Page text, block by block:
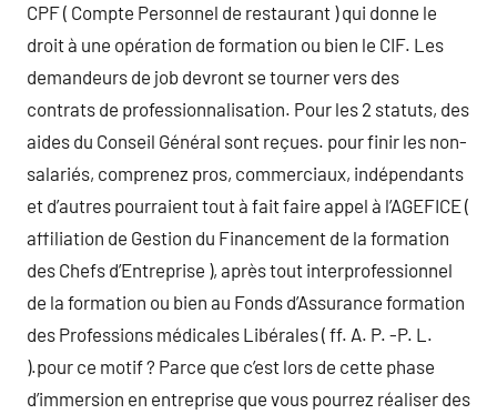
CPF ( Compte Personnel de restaurant ) qui donne le
droit à une opération de formation ou bien le CIF. Les
demandeurs de job devront se tourner vers des
contrats de professionnalisation. Pour les 2 statuts, des
aides du Conseil Général sont reçues. pour finir les non-
salariés, comprenez pros, commerciaux, indépendants
et d’autres pourraient tout à fait faire appel à l’AGEFICE (
affiliation de Gestion du Financement de la formation
des Chefs d’Entreprise ), après tout interprofessionnel
de la formation ou bien au Fonds d’Assurance formation
des Professions médicales Libérales ( ff. A. P. -P. L.
).pour ce motif ? Parce que c’est lors de cette phase
d’immersion en entreprise que vous pourrez réaliser des